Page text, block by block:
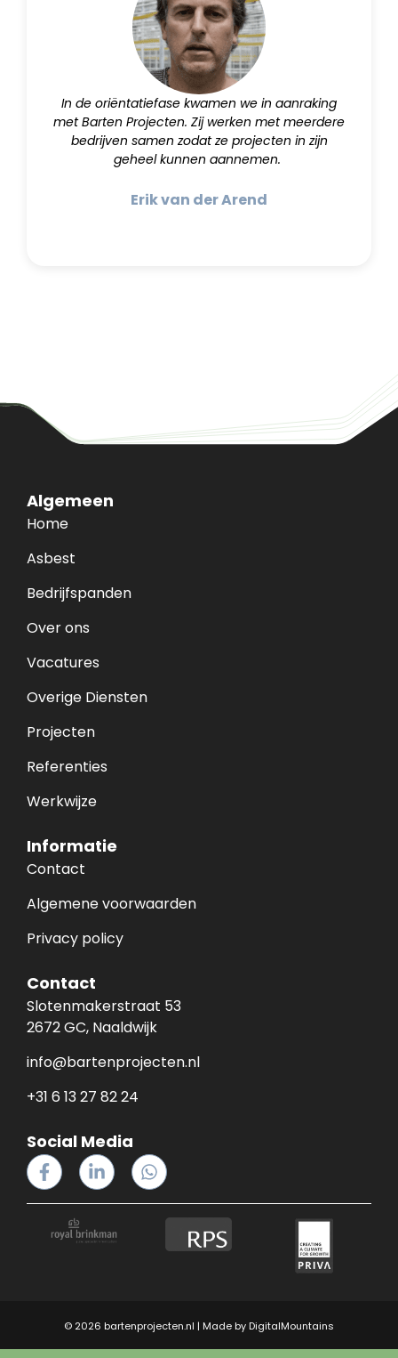
In de oriëntatiefase kwamen we in aanraking
met Barten Projecten. Zij werken met meerdere
bedrijven samen zodat ze projecten in zijn
geheel kunnen aannemen.
Erik van der Arend
Algemeen
Home
Asbest
Bedrijfspanden
Over ons
Vacatures
Overige Diensten
Projecten
Referenties
Werkwijze
Informatie
Contact
Algemene voorwaarden
Privacy policy
Contact
Slotenmakerstraat 53
2672 GC, Naaldwijk
info@bartenprojecten.nl
+31 6 13 27 82 24
Social Media
© 2026 bartenprojecten.nl | Made by DigitalMountains